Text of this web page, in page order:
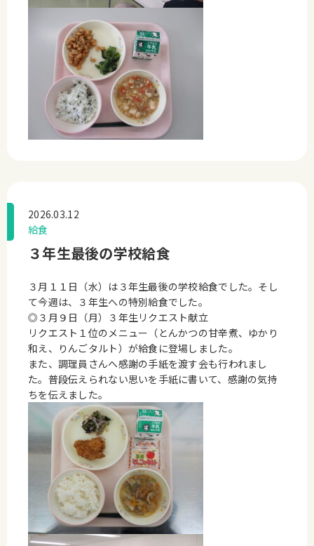
2026.03.12
給食
３年生最後の学校給食
３月１１日（水）は３年生最後の学校給食でした。そし
て今週は、３年生への特別給食でした。
◎３月９日（月）３年生リクエスト献立
リクエスト１位のメニュー（とんかつの甘辛煮、ゆかり
和え、りんごタルト）が給食に登場しました。
また、調理員さんへ感謝の手紙を渡す会も行われまし
た。普段伝えられない思いを手紙に書いて、感謝の気持
ちを伝えました。